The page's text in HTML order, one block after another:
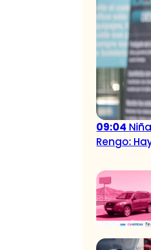
09:04
Rengo: